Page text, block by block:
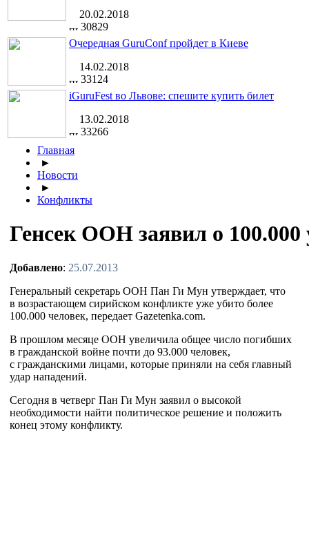
20.02.2018
30829
Очередная GuruConf пройдет в Киеве
14.02.2018
33124
iGuruFest во Львове: спешите купить билет
13.02.2018
33266
Главная
►
Новости
►
Конфликты
Генсек ООН заявил о
Добавлено: 25.07.2013
Генеральный секретарь ООН Пан Ги Мун утверждает, что
в возрастающем сирийском конфликте уже убито более
100.000 человек, передает Gazetenka.com.
В прошлом месяце ООН увеличила общее число погибших
в гражданской войне почти до 93.000 человек,
с гражданскими лицами, которые приняли на себя главный
удар нападений.
Сегодня в четверг Пан Ги Мун заявил о высокой
необходимости найти политическое решение и положить
конец этому конфликту.